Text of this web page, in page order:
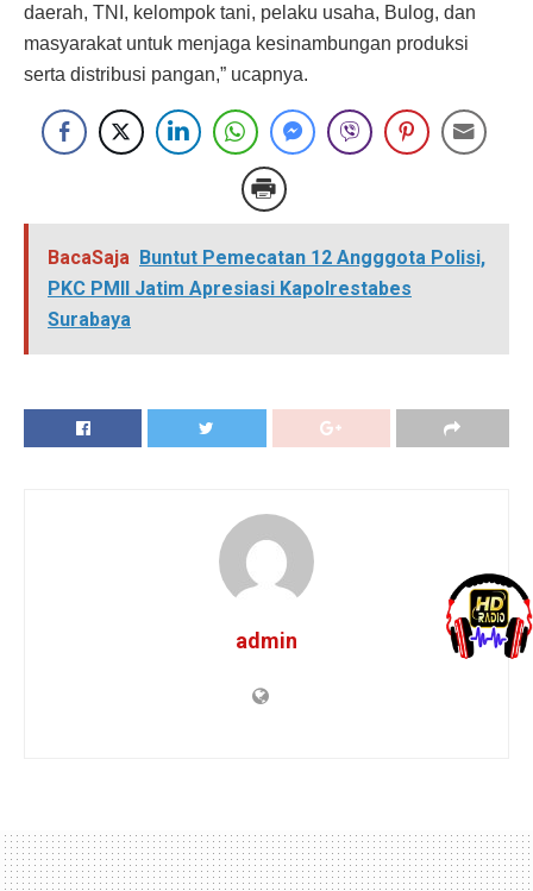
daerah, TNI, kelompok tani, pelaku usaha, Bulog, dan
masyarakat untuk menjaga kesinambungan produksi
serta distribusi pangan,” ucapnya.
BacaSaja Buntut Pemecatan 12 Angggota Polisi,
PKC PMII Jatim Apresiasi Kapolrestabes
Surabaya
admin